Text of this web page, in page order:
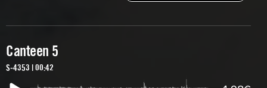
Canteen 5
S-4353 | 00:42